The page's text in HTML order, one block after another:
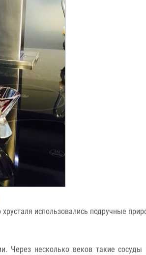
использовались подручные
Через несколько веков такие сосуды